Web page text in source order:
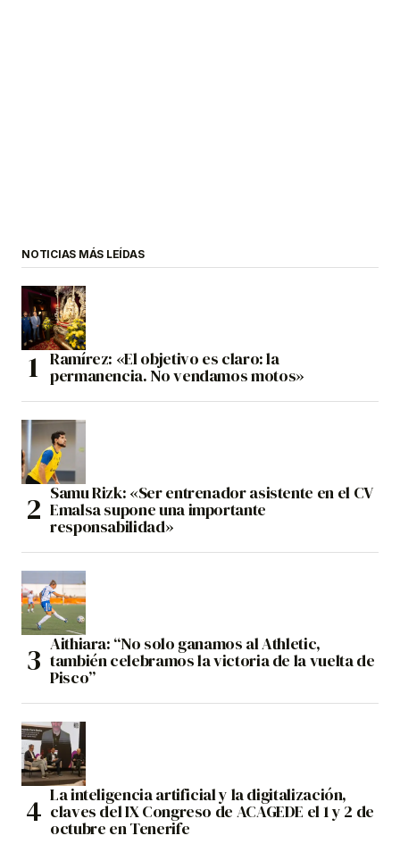
NOTICIAS MÁS LEÍDAS
Ramírez: «El objetivo es claro: la
permanencia. No vendamos motos»
Samu Rizk: «Ser entrenador asistente en el CV
Emalsa supone una importante
responsabilidad»
Aithiara: “No solo ganamos al Athletic,
también celebramos la victoria de la vuelta de
Pisco”
La inteligencia artificial y la digitalización,
claves del IX Congreso de ACAGEDE el 1 y 2 de
octubre en Tenerife